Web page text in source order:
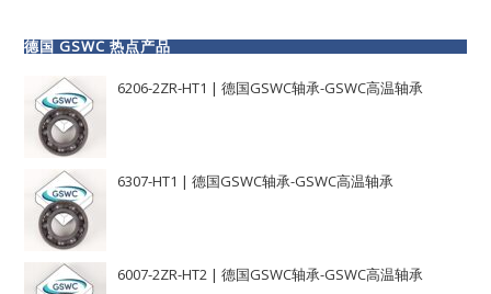
德国 GSWC 热点产品
6206-2ZR-HT1 | 德国GSWC轴承-GSWC高温轴承
6307-HT1 | 德国GSWC轴承-GSWC高温轴承
6007-2ZR-HT2 | 德国GSWC轴承-GSWC高温轴承